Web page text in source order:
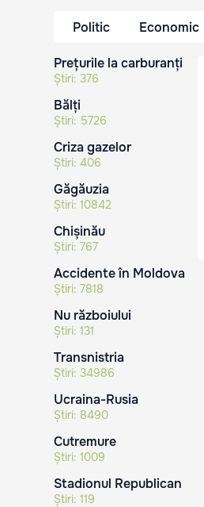
Politic Economic
Prețurile la carburanți
Știri: 376
Bălți
Știri: 5726
Criza gazelor
Știri: 406
Găgăuzia
Știri: 10842
Chișinău
Știri: 767
Accidente în Moldova
Știri: 7818
Nu războiului
Știri: 131
Transnistria
Știri: 34986
Ucraina-Rusia
Știri: 8490
Cutremure
Știri: 1009
Stadionul Republican
Știri: 119